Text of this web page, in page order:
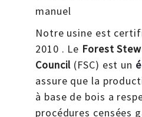
manuel
Notre usine est
2010 . Le Forest
Council (FSC) est un
assure que la
à base de bois a
procédures censées